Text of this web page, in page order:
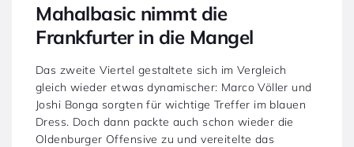
Mahalbasic nimmt die
Frankfurter in die Mangel
Das zweite Viertel gestaltete sich im Vergleich
gleich wieder etwas dynamischer: Marco Völler und
Joshi Bonga sorgten für wichtige Treffer im blauen
Dress. Doch dann packte auch schon wieder die
Oldenburger Offensive zu und vereitelte das